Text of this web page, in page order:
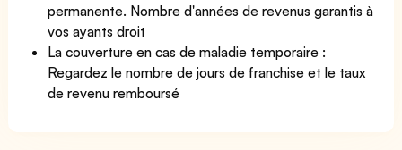
permanente. Nombre d'années de revenus garantis à
vos ayants droit
La couverture en cas de maladie temporaire :
Regardez le nombre de jours de franchise et le taux
de revenu remboursé